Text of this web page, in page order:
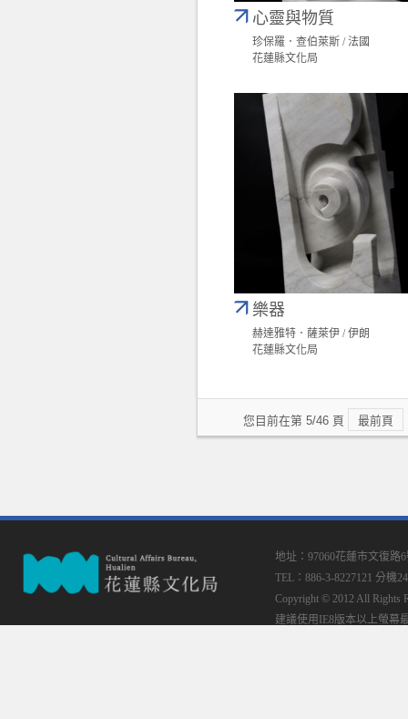
心靈與物質
珍保羅．查伯萊斯 / 法國
花蓮縣文化局
樂器
赫達雅特．薩萊伊 / 伊朗
花蓮縣文化局
您目前在第 5/46 頁 最前頁
地址：97060花蓮市文復路
TEL：886-3-8227121 分機
Copyright © 2012 All Rights
建議使用IE8版本以上螢幕